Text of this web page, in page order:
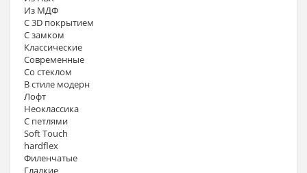
Из МДФ
С 3D покрытием
С замком
Классические
Современные
Со стеклом
В стиле модерн
Лофт
Неоклассика
С петлями
Soft Touch
hardflex
Филенчатые
Гладкие